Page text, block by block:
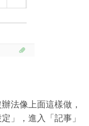
法像上面這樣做，
」，進入「記事」